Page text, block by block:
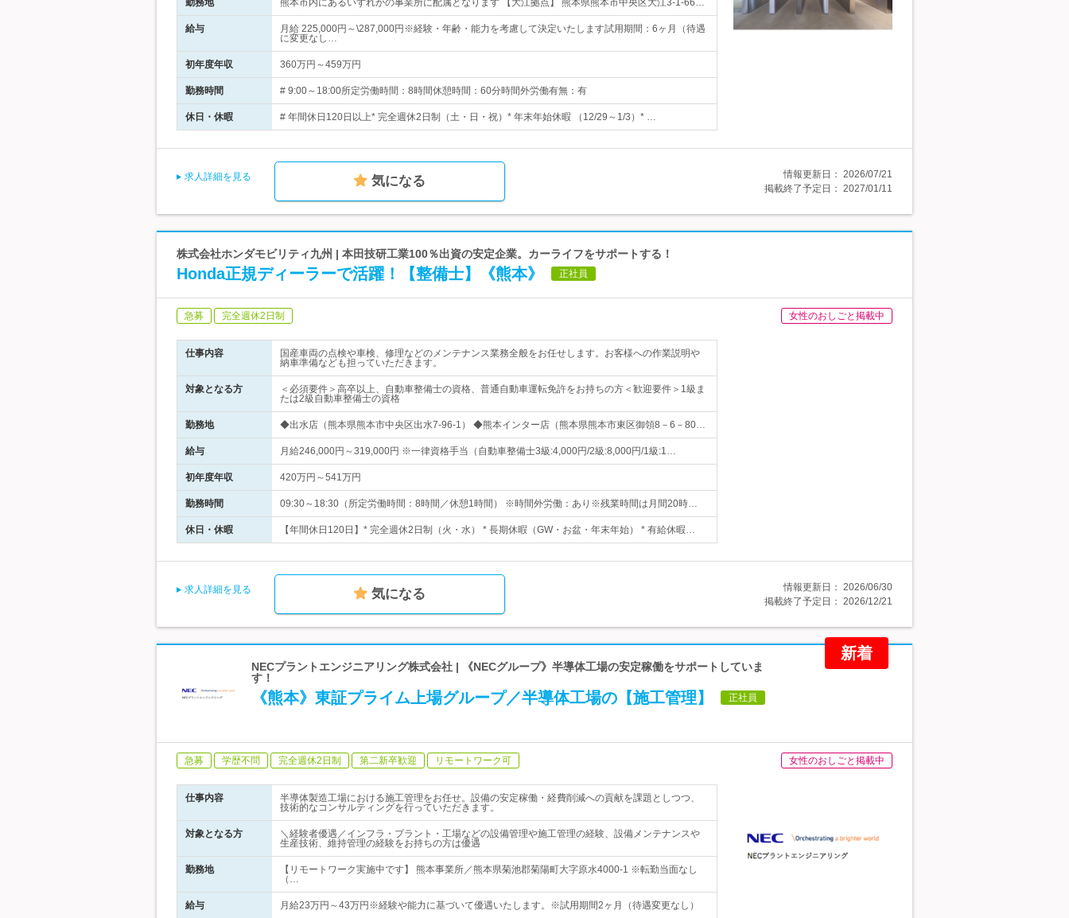
勤務地 熊本市内にあるいずれかの事業所に配属となります 【大江拠点】 熊本県熊本市中央区大江3-1-66…
給与
月給 225,000円～\287,000円※経験・年齢・能力を考慮して決定いたします試用期間：6ヶ月（待遇
に変更なし…
初年度年収 360万円～459万円
勤務時間 # 9:00～18:00所定労働時間：8時間休憩時間：60分時間外労働有無：有
休日・休暇 # 年間休日120日以上* 完全週休2日制（土・日・祝）* 年末年始休暇 （12/29～1/3）* …
求人詳細を見る 気になる 情報更新日： 2026/07/21
掲載終了予定日： 2027/01/11
株式会社ホンダモビリティ九州 | 本田技研工業100％出資の安定企業。カーライフをサポートする！
Honda正規ディーラーで活躍！【整備士】《熊本》 正社員
急募 完全週休2日制 女性のおしごと掲載中
仕事内容
国産車両の点検や車検、修理などのメンテナンス業務全般をお任せします。お客様への作業説明や
納車準備なども担っていただきます。
対象となる方
＜必須要件＞高卒以上、自動車整備士の資格、普通自動車運転免許をお持ちの方＜歓迎要件＞1級ま
たは2級自動車整備士の資格
勤務地 ◆出水店（熊本県熊本市中央区出水7-96-1） ◆熊本インター店（熊本県熊本市東区御領8－6－80…
給与 月給246,000円～319,000円 ※一律資格手当（自動車整備士3級:4,000円/2級:8,000円/1級:1…
初年度年収 420万円～541万円
勤務時間 09:30～18:30（所定労働時間：8時間／休憩1時間） ※時間外労働：あり※残業時間は月間20時…
休日・休暇 【年間休日120日】* 完全週休2日制（火・水） * 長期休暇（GW・お盆・年末年始） * 有給休暇…
求人詳細を見る 気になる 情報更新日： 2026/06/30
掲載終了予定日： 2026/12/21
新着
NECプラントエンジニアリング株式会社 | 《NECグループ》半導体工場の安定稼働をサポートしていま
す！
《熊本》東証プライム上場グループ／半導体工場の【施工管理】 正社員
急募 学歴不問 完全週休2日制 第二新卒歓迎 リモートワーク可 女性のおしごと掲載中
仕事内容
半導体製造工場における施工管理をお任せ。設備の安定稼働・経費削減への貢献を課題としつつ、
技術的なコンサルティングを行っていただきます。
対象となる方
＼経験者優遇／インフラ・プラント・工場などの設備管理や施工管理の経験、設備メンテナンスや
生産技術、維持管理の経験をお持ちの方は優遇
勤務地
【リモートワーク実施中です】 熊本事業所／熊本県菊池郡菊陽町大字原水4000-1 ※転勤当面なし
（…
給与 月給23万円～43万円※経験や能力に基づいて優遇いたします。※試用期間2ヶ月（待遇変更なし）